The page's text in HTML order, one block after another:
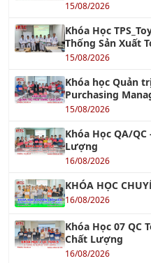
15/08/2026
Khóa Học
Thống Sản Xuất
15/08/2026
Khóa học Quản
Purchasing
15/08/2026
Khóa Học QA/
Lượng
16/08/2026
KHÓA HỌC
16/08/2026
Khóa Học 07 QC
Chất Lượng
16/08/2026